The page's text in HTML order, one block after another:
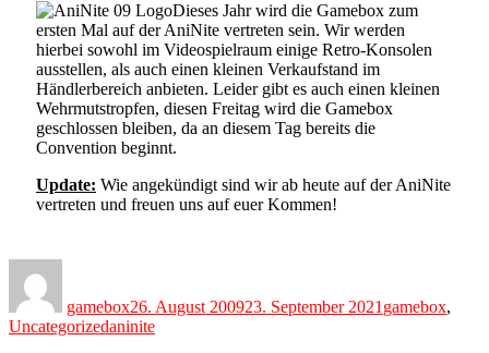
Dieses Jahr wird die Gamebox zum
ersten Mal auf der AniNite vertreten sein. Wir werden
hierbei sowohl im Videospielraum einige Retro-Konsolen
ausstellen, als auch einen kleinen Verkaufstand im
Händlerbereich anbieten. Leider gibt es auch einen kleinen
Wehrmutstropfen, diesen Freitag wird die Gamebox
geschlossen bleiben, da an diesem Tag bereits die
Convention beginnt.
Update: Wie angekündigt sind wir ab heute auf der AniNite
vertreten und freuen uns auf euer Kommen!
gamebox26. August 200923. September 2021 gamebox,
UncategorizedTags
aninite